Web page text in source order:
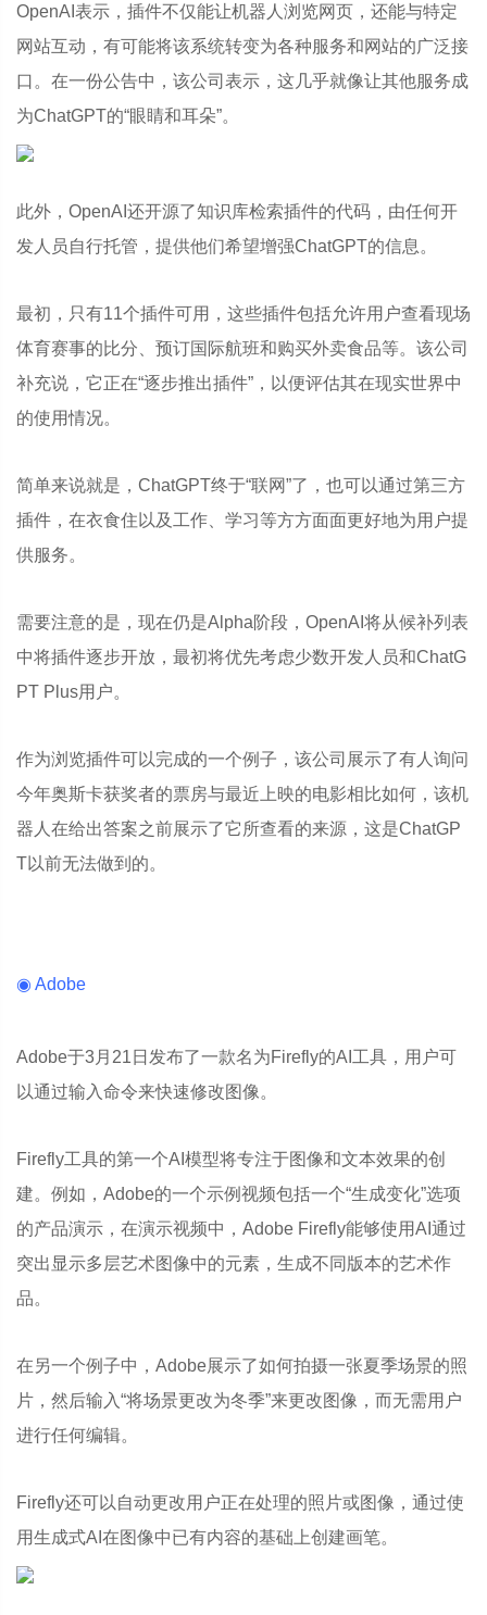
OpenAI表示，插件不仅能让机器人浏览网页，还能与特定
网站互动，有可能将该系统转变为各种服务和网站的广泛接
口。在一份公告中，该公司表示，这几乎就像让其他服务成
为ChatGPT的“眼睛和耳朵”。
此外，OpenAI还开源了知识库检索插件的代码，由任何开
发人员自行托管，提供他们希望增强ChatGPT的信息。
最初，只有11个插件可用，这些插件包括允许用户查看现场
体育赛事的比分、预订国际航班和购买外卖食品等。该公司
补充说，它正在“逐步推出插件”，以便评估其在现实世界中
的使用情况。
简单来说就是，ChatGPT终于“联网”了，也可以通过第三方
插件，在衣食住以及工作、学习等方方面面更好地为用户提
供服务。
需要注意的是，现在仍是Alpha阶段，OpenAI将从候补列表
中将插件逐步开放，最初将优先考虑少数开发人员和ChatG
PT Plus用户。
作为浏览插件可以完成的一个例子，该公司展示了有人询问
今年奥斯卡获奖者的票房与最近上映的电影相比如何，该机
器人在给出答案之前展示了它所查看的来源，这是ChatGP
T以前无法做到的。
◉ Adobe
Adobe于3月21日发布了一款名为Firefly的AI工具，用户可
以通过输入命令来快速修改图像。
Firefly工具的第一个AI模型将专注于图像和文本效果的创
建。例如，Adobe的一个示例视频包括一个“生成变化”选项
的产品演示，在演示视频中，Adobe Firefly能够使用AI通过
突出显示多层艺术图像中的元素，生成不同版本的艺术作
品。
在另一个例子中，Adobe展示了如何拍摄一张夏季场景的照
片，然后输入“将场景更改为冬季”来更改图像，而无需用户
进行任何编辑。
Firefly还可以自动更改用户正在处理的照片或图像，通过使
用生成式AI在图像中已有内容的基础上创建画笔。